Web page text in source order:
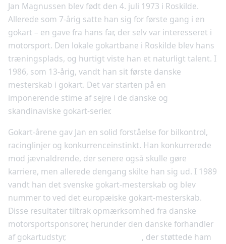
Jan Magnussen blev født den 4. juli 1973 i Roskilde.
Allerede som 7-årig satte han sig for første gang i en
gokart – en gave fra hans far, der selv var interesseret i
motorsport. Den lokale gokartbane i Roskilde blev hans
træningsplads, og hurtigt viste han et naturligt talent. I
1986, som 13-årig, vandt han sit første danske
mesterskab i gokart. Det var starten på en
imponerende stime af sejre i de danske og
skandinaviske gokart-serier.
Gokart-årene gav Jan en solid forståelse for bilkontrol,
racinglinjer og konkurrenceinstinkt. Han konkurrerede
mod jævnaldrende, der senere også skulle gøre
karriere, men allerede dengang skilte han sig ud. I 1989
vandt han det svenske gokart-mesterskab og blev
nummer to ved det europæiske gokart-mesterskab.
Disse resultater tiltrak opmærksomhed fra danske
motorsportsponsorer, herunder den danske forhandler
af gokartudstyr,
, der støttede ham